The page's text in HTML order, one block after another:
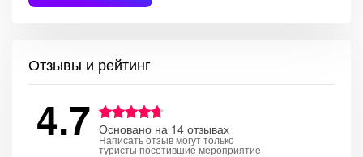
Отзывы и рейтинг
4.7 Основано на 14 отзывах
Написать отзыв могут только
туристы посетившие мероприятие